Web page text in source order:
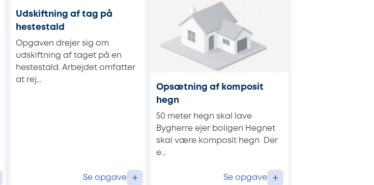
Udskiftning af tag på
hestestald
Opgaven drejer sig om
udskiftning af taget på en
hestestald. Arbejdet omfatter
at rej...
Se opgave +
Opsætning af komposit
hegn
50 meter hegn skal lave
Bygherre ejer boligen Hegnet
skal være komposit hegn Der
e...
Se opgave +